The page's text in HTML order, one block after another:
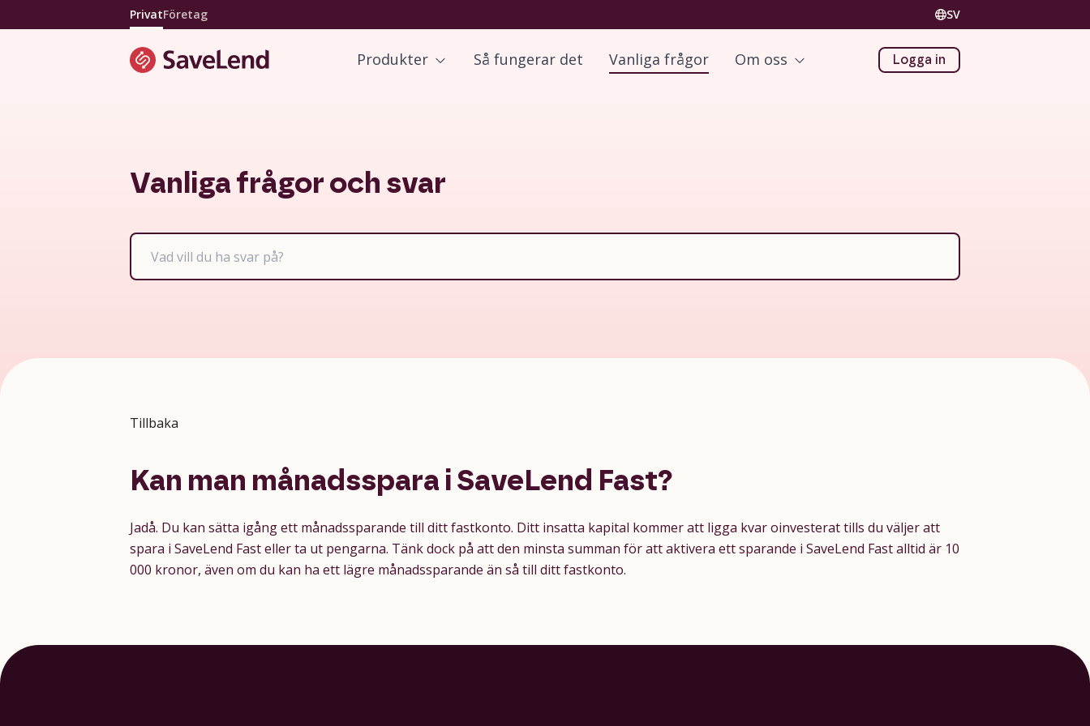
PrivatFöretag SV
Produkter Så fungerar det Vanliga frågor Om oss Logga in
Vanliga frågor och svar
Tillbaka
Kan man månadsspara i SaveLend Fast?
Jadå. Du kan sätta igång ett månadssparande till ditt fastkonto. Ditt insatta kapital kommer att ligga kvar oinvesterat tills du väljer att
spara i SaveLend Fast eller ta ut pengarna. Tänk dock på att den minsta summan för att aktivera ett sparande i SaveLend Fast alltid är 10
000 kronor, även om du kan ha ett lägre månadssparande än så till ditt fastkonto.